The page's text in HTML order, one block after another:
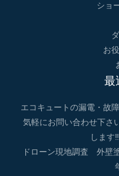
ショ
お
最
エコキュートの漏電・故
気軽にお問い合わせ下
します‼
ドローン現地調査 外壁